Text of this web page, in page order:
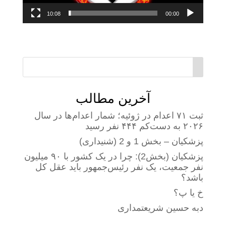
00:00
10:08
آخرین مطالب
ثبت ۷۱ اعدام در ژوئیه؛ شمار اعدام‌ها در سال
۲۰۲۶ به دست‌کم ۴۴۴ نفر رسید
پزشکیان – بخش 1 و 2 (شنیداری)
پزشکیان (بخش2): چرا در یک کشور با ۹۰ میلیون
نفر جمعیت، یک نفر رئیس‌جمهور باید عقل کل
باشد؟
خ یا پ؟
دبه حسین شریعتمداری